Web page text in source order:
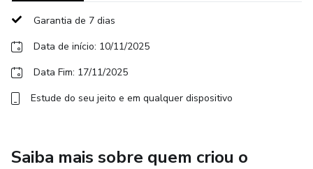
Garantia de 7 dias
Data de início: 10/11/2025
Data Fim: 17/11/2025
Estude do seu jeito e em qualquer dispositivo
Saiba mais sobre quem criou o